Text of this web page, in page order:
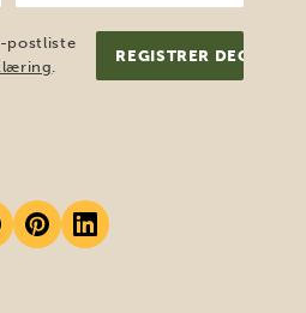
post
(Påkrevd)
postliste
.